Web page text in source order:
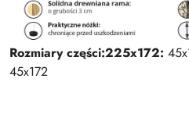
Rozmiary części:225x172:
45x172